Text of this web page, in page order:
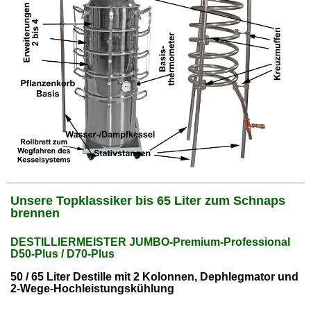
Unsere Topklassiker bis 65 Liter zum Schnaps
brennen
DESTILLIERMEISTER JUMBO-Premium-Professional
D50-Plus / D70-Plus
50 / 65 Liter Destille mit 2 Kolonnen, Dephlegmator und
2-Wege-Hochleistungskühlung